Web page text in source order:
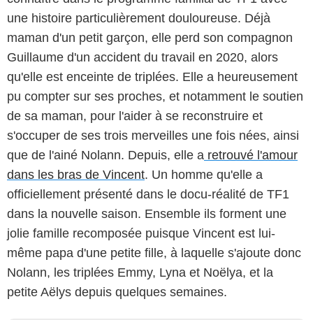
une histoire particulièrement douloureuse. Déjà
maman d'un petit garçon, elle perd son compagnon
Guillaume d'un accident du travail en 2020, alors
qu'elle est enceinte de triplées. Elle a heureusement
pu compter sur ses proches, et notamment le soutien
de sa maman, pour l'aider à se reconstruire et
s'occuper de ses trois merveilles une fois nées, ainsi
que de l'ainé Nolann. Depuis, elle a retrouvé l'amour
dans les bras de Vincent. Un homme qu'elle a
officiellement présenté dans le docu-réalité de TF1
dans la nouvelle saison. Ensemble ils forment une
jolie famille recomposée puisque Vincent est lui-
même papa d'une petite fille, à laquelle s'ajoute donc
Nolann, les triplées Emmy, Lyna et Noëlya, et la
petite Aëlys depuis quelques semaines.